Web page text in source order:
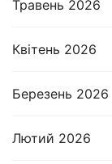
Травень 2026
Квітень 2026
Березень 2026
Лютий 2026